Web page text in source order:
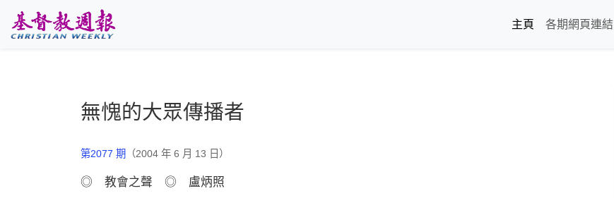
主頁
各期網頁連結
無愧的大眾傳播者
第2077 期 （2004 年 6 月 13 日）
◎ 教會之聲 ◎ 盧炳照